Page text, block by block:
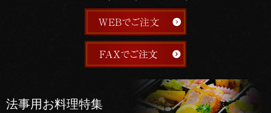
法事用お料理特集